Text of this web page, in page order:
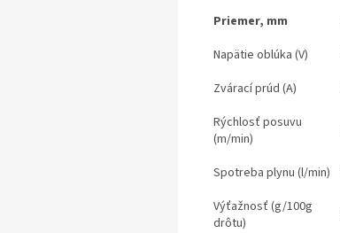
Priemer, mm
Napätie oblúka (V)
Zvárací prúd (A)
Rýchlosť posuvu
(m/min)
Spotreba plynu (l/min)
Výťažnosť (g/100g
drôtu)